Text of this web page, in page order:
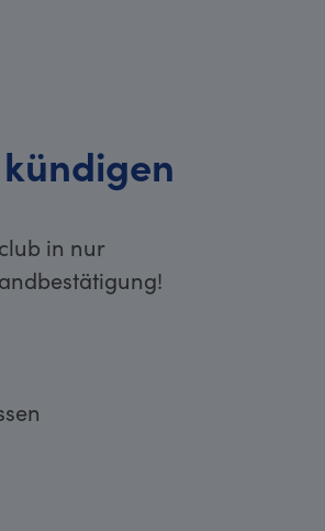
kündigen
in nur